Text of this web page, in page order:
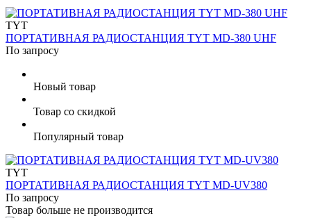
TYT
ПОРТАТИВНАЯ РАДИОСТАНЦИЯ TYT MD-380 UHF
По запросу
Новый товар
Товар со скидкой
Популярный товар
TYT
ПОРТАТИВНАЯ РАДИОСТАНЦИЯ TYT MD-UV380
По запросу
Товар больше не производится